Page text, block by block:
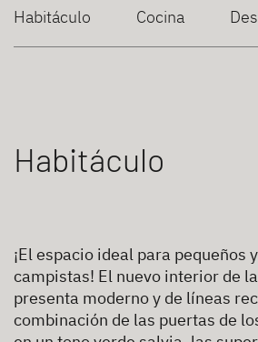
Habitáculo Cocina
Habitáculo
¡El espacio ideal para pequeños
campistas! El nuevo interior de
presenta moderno y de líneas
combinación de las puertas de